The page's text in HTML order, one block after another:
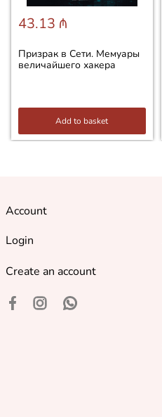
43.13 ₼
Призрак в Сети. Мемуары
величайшего хакера
Add to basket
Account
Login
Create an account